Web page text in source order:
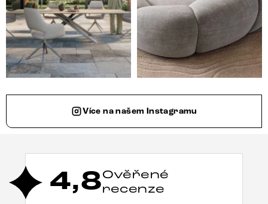
Více na našem Instagramu
4,8Ověřené
recenze